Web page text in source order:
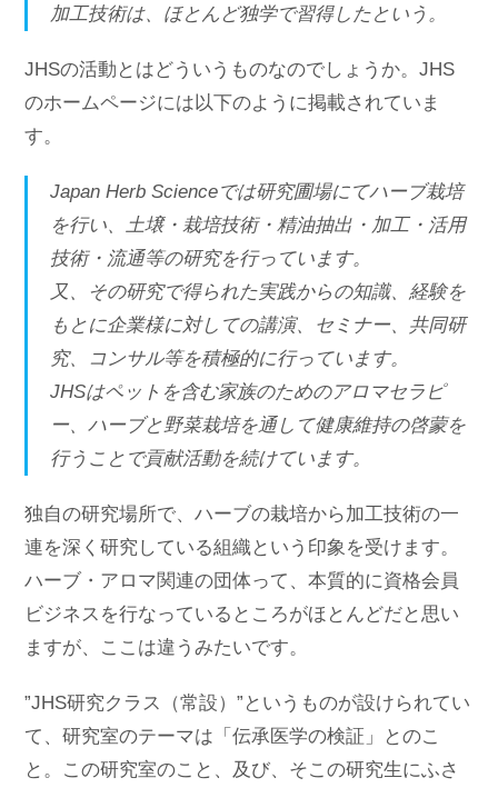
加工技術は、ほとんど独学で習得したという。
JHSの活動とはどういうものなのでしょうか。JHS
のホームページには以下のように掲載されていま
す。
Japan Herb Scienceでは研究圃場にてハーブ栽培
を行い、土壌・栽培技術・精油抽出・加工・活用
技術・流通等の研究を行っています。
又、その研究で得られた実践からの知識、経験を
もとに企業様に対しての講演、セミナー、共同研
究、コンサル等を積極的に行っています。
JHSはペットを含む家族のためのアロマセラピ
ー、ハーブと野菜栽培を通して健康維持の啓蒙を
行うことで貢献活動を続けています。
独自の研究場所で、ハーブの栽培から加工技術の一
連を深く研究している組織という印象を受けます。
ハーブ・アロマ関連の団体って、本質的に資格会員
ビジネスを行なっているところがほとんどだと思い
ますが、ここは違うみたいです。
”JHS研究クラス（常設）”というものが設けられてい
て、研究室のテーマは「伝承医学の検証」とのこ
と。この研究室のこと、及び、そこの研究生にふさ